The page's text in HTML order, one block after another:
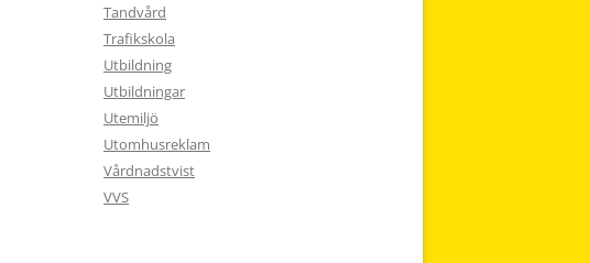
Tandvård
Trafikskola
Utbildning
Utbildningar
Utemiljö
Utomhusreklam
Vårdnadstvist
VVS